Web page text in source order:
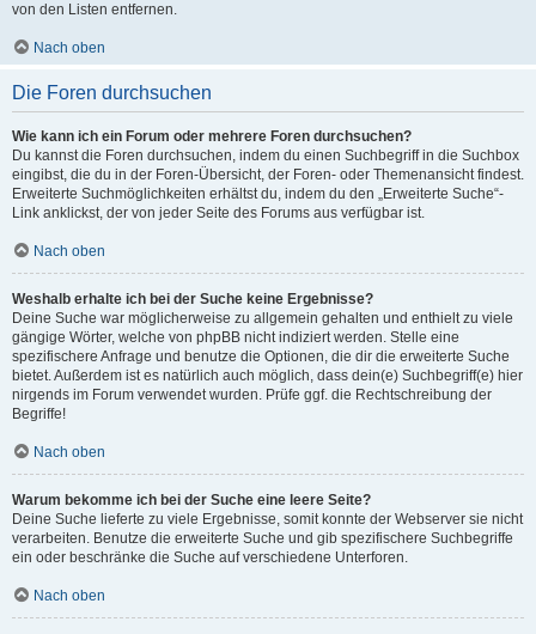
von den Listen entfernen.
Nach oben
Die Foren durchsuchen
Wie kann ich ein Forum oder mehrere Foren durchsuchen?
Du kannst die Foren durchsuchen, indem du einen Suchbegriff in die Suchbox
eingibst, die du in der Foren-Übersicht, der Foren- oder Themenansicht findest.
Erweiterte Suchmöglichkeiten erhältst du, indem du den „Erweiterte Suche“-
Link anklickst, der von jeder Seite des Forums aus verfügbar ist.
Nach oben
Weshalb erhalte ich bei der Suche keine Ergebnisse?
Deine Suche war möglicherweise zu allgemein gehalten und enthielt zu viele
gängige Wörter, welche von phpBB nicht indiziert werden. Stelle eine
spezifischere Anfrage und benutze die Optionen, die dir die erweiterte Suche
bietet. Außerdem ist es natürlich auch möglich, dass dein(e) Suchbegriff(e) hier
nirgends im Forum verwendet wurden. Prüfe ggf. die Rechtschreibung der
Begriffe!
Nach oben
Warum bekomme ich bei der Suche eine leere Seite?
Deine Suche lieferte zu viele Ergebnisse, somit konnte der Webserver sie nicht
verarbeiten. Benutze die erweiterte Suche und gib spezifischere Suchbegriffe
ein oder beschränke die Suche auf verschiedene Unterforen.
Nach oben